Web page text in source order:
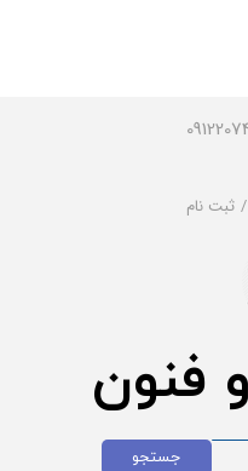
فنون
/ ثبت نام
جستجو